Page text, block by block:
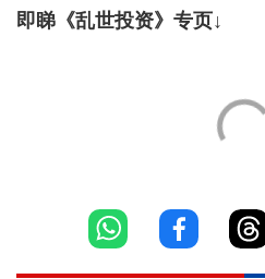
即睇《乱世投资》专页↓